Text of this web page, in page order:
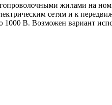
жилами на
сетям и к
1000 В. Возможен вариант